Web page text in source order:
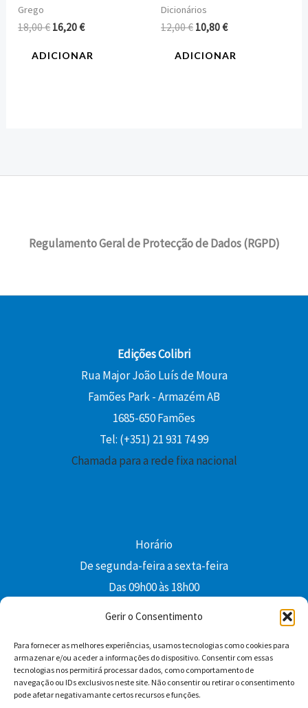
Gerir o Consentimento
Para fornecer as melhores experiências, usamos tecnologias como cookies para
armazenar e/ou aceder a informações do dispositivo. Consentir com essas
tecnologias nos permitirá processar dados, como comportamento de
navegação ou IDs exclusivos neste site. Não consentir ou retirar o consentimento
pode afetar negativamante certos recursos e funções.
Grego
18,00€ 16,20€
ADICIONAR
Dicionários
12,00€ 10,80€
ADICIONAR
Regulamento Geral de Protecção de Dados (RGPD)
Edições Colibri
Rua Major João Luís de Moura
Famões Park - Armazém AB
1685-650 Famões
Tel: (+351) 21 931 74 99
Chamada para a rede fixa nacional
Horário
De segunda-feira a sexta-feira
Das 09h00 às 18h00
Facebook YouTube Instagram
Whatsapp
Condições Gerais de Venda